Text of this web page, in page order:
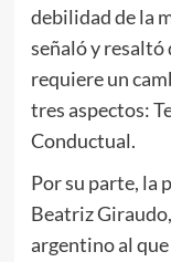
debilidad de la
señaló y resaltó
requiere un
tres aspectos:
Conductual.
Por su parte, la
Beatriz
argentino al